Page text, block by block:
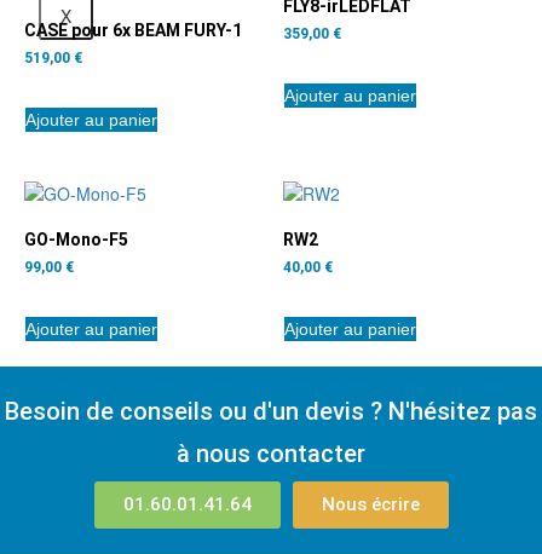
X
CASE pour 6x BEAM FURY-1
519,00 €
Ajouter au panier
FLY8-irLEDFLAT
359,00 €
Ajouter au panier
GO-Mono-F5
99,00 €
Ajouter au panier
RW2
40,00 €
Ajouter au panier
Besoin de conseils ou d'un devis ? N'hésitez pas
à nous contacter
01.60.01.41.64 Nous écrire